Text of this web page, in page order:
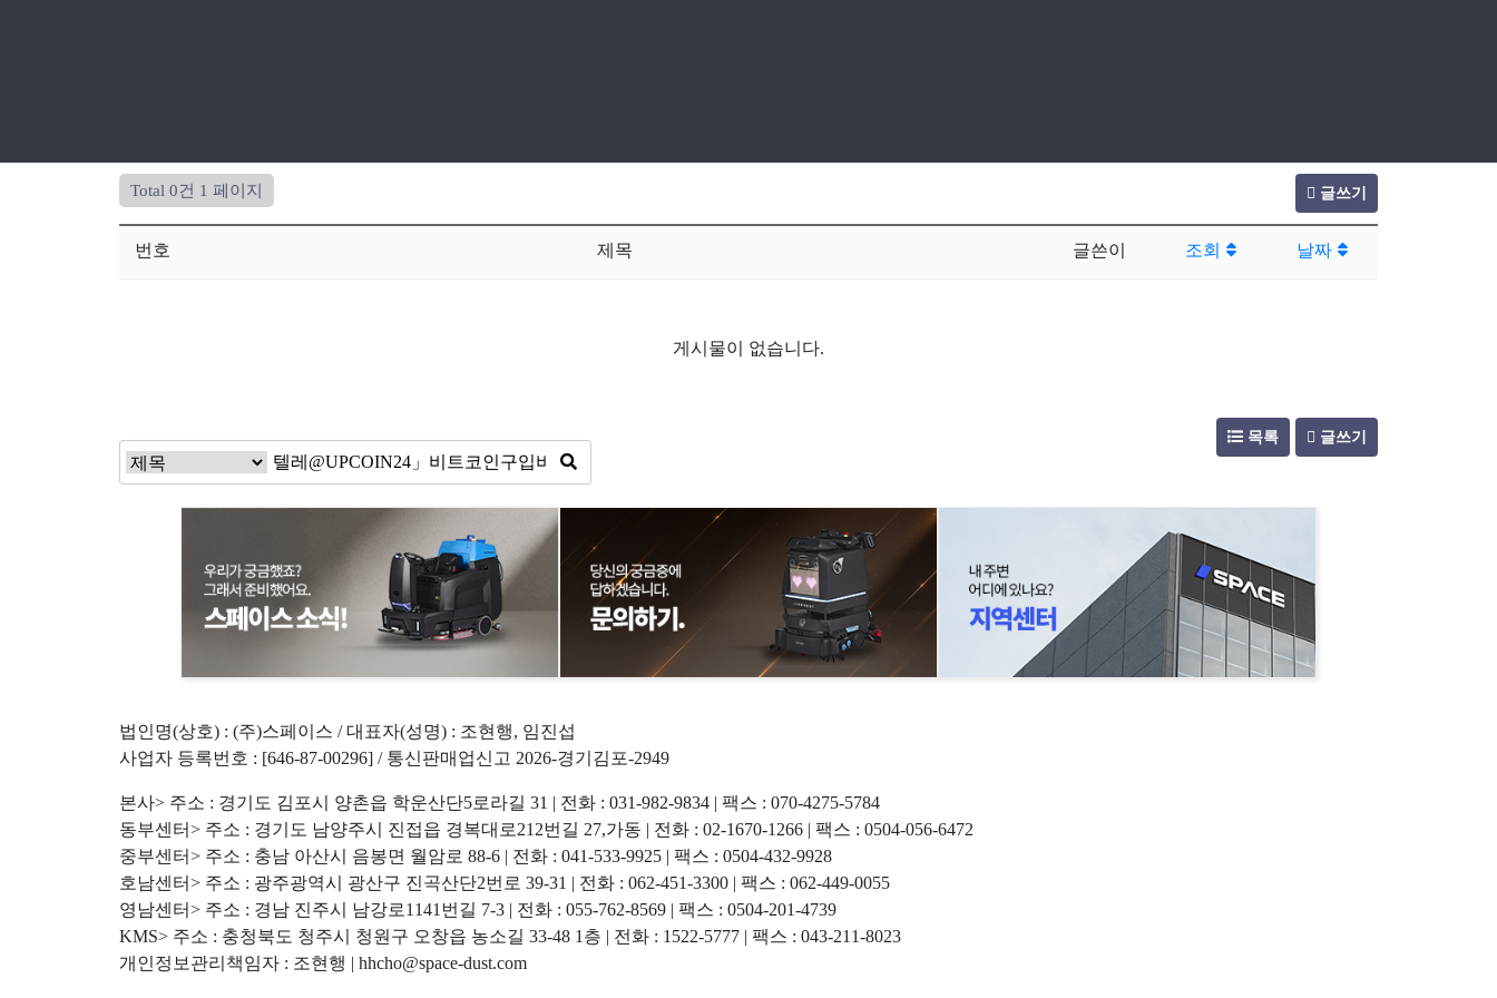
Total 0건 1 페이지 글쓰기
번호 제목 글쓴이 조회 날짜
게시물이 없습니다.
목록 글쓰기
법인명(상호) : (주)스페이스 / 대표자(성명) : 조현행, 임진섭
사업자 등록번호 : [646-87-00296] / 통신판매업신고 2026-경기김포-2949
본사> 주소 : 경기도 김포시 양촌읍 학운산단5로라길 31 | 전화 : 031-982-9834 | 팩스 : 070-4275-5784
동부센터> 주소 : 경기도 남양주시 진접읍 경복대로212번길 27,가동 | 전화 : 02-1670-1266 | 팩스 : 0504-056-6472
중부센터> 주소 : 충남 아산시 음봉면 월암로 88-6 | 전화 : 041-533-9925 | 팩스 : 0504-432-9928
호남센터> 주소 : 광주광역시 광산구 진곡산단2번로 39-31 | 전화 : 062-451-3300 | 팩스 : 062-449-0055
영남센터> 주소 : 경남 진주시 남강로1141번길 7-3 | 전화 : 055-762-8569 | 팩스 : 0504-201-4739
KMS> 주소 : 충청북도 청주시 청원구 오창읍 농소길 33-48 1층 | 전화 : 1522-5777 | 팩스 : 043-211-8023
개인정보관리책임자 : 조현행 | hhcho@space-dust.com